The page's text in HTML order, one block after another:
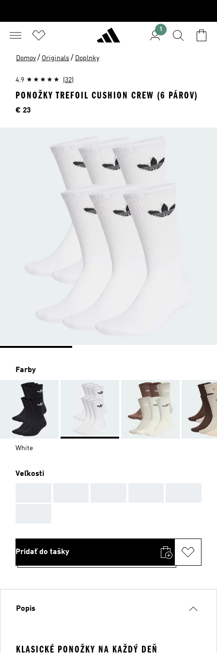
1
Domov / Originals / Doplnky
4.9 (32)
PONOŽKY TREFOIL CUSHION CREW (6 PÁROV)
Cena
€ 23
Farby
White
Veľkosti
Pridať do tašky
Popis
KLASICKÉ PONOŽKY NA KAŽDÝ DEŇ